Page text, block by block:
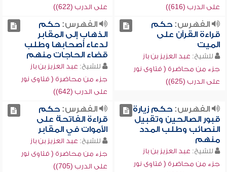
على الدرب (616)) على الدرب (622))
الفهرس:حكم
قراءة القرآن على
الميت
للشيخ: عبد العزيز بن باز
جزء من محاضرة ( فتاوى نور
على الدرب (625))
الفهرس:حكم
الذهاب إلى المقابر
لدعاء أصحابها وطلب
قضاء الحاجات منهم
للشيخ: عبد العزيز بن باز
جزء من محاضرة ( فتاوى نور
على الدرب (642))
الفهرس:حكم زيارة
قبور الصالحين وتقبيل
النصائب وطلب المدد
منهم
للشيخ: عبد العزيز بن باز
جزء من محاضرة ( فتاوى نور
الفهرس:حكم
قراءة الفاتحة على
الأموات في المقابر
للشيخ: عبد العزيز بن باز
جزء من محاضرة ( فتاوى نور
على الدرب (705))